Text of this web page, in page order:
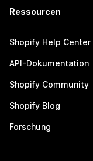
Ressourcen
Shopify Help Center
API-Dokumentation
Shopify Community
Shopify Blog
Forschung